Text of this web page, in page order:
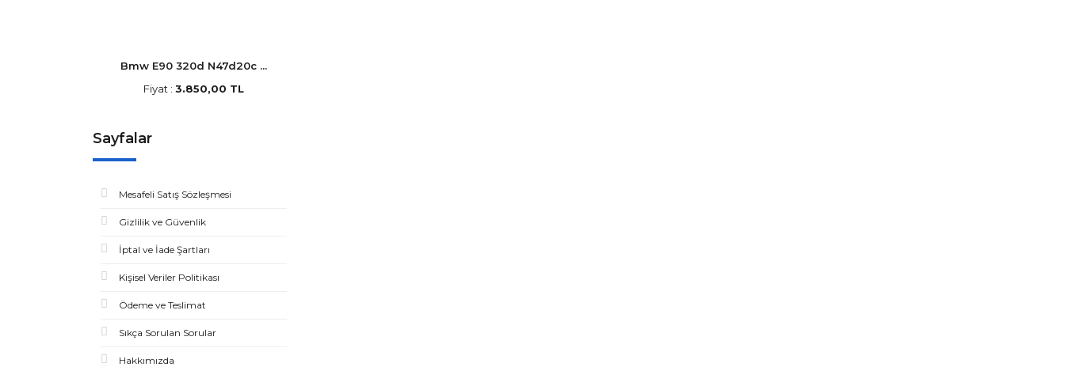
Bmw E90 320d N47d20c ...
Fiyat : 3.850,00 TL
Sayfalar
Mesafeli Satış Sözleşmesi
Gizlilik ve Güvenlik
İptal ve İade Şartları
Kişisel Veriler Politikası
Ödeme ve Teslimat
Sıkça Sorulan Sorular
Hakkımızda